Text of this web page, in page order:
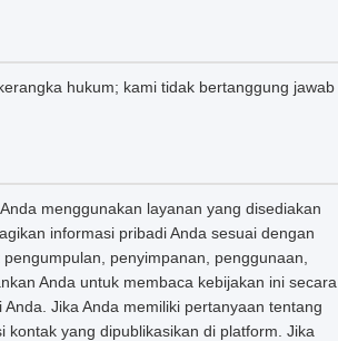
hukum; kami tidak bertanggung jawab
menggunakan layanan yang disediakan
informasi pribadi Anda sesuai dengan
penyimpanan, penggunaan,
Anda untuk membaca kebijakan ini secara
Jika Anda memiliki pertanyaan tentang
yang dipublikasikan di platform. Jika